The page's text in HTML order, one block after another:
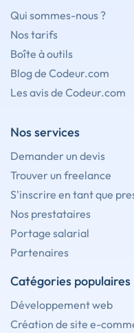
Qui sommes-nous ?
Nos tarifs
Boîte à outils
Blog de Codeur.com
Les avis de Codeur.com
Nos services
Demander un devis
Trouver un freelance
S'inscrire en tant que
Nos prestataires
Portage salarial
Partenaires
Catégories populaires
Développement web
Création de site e-